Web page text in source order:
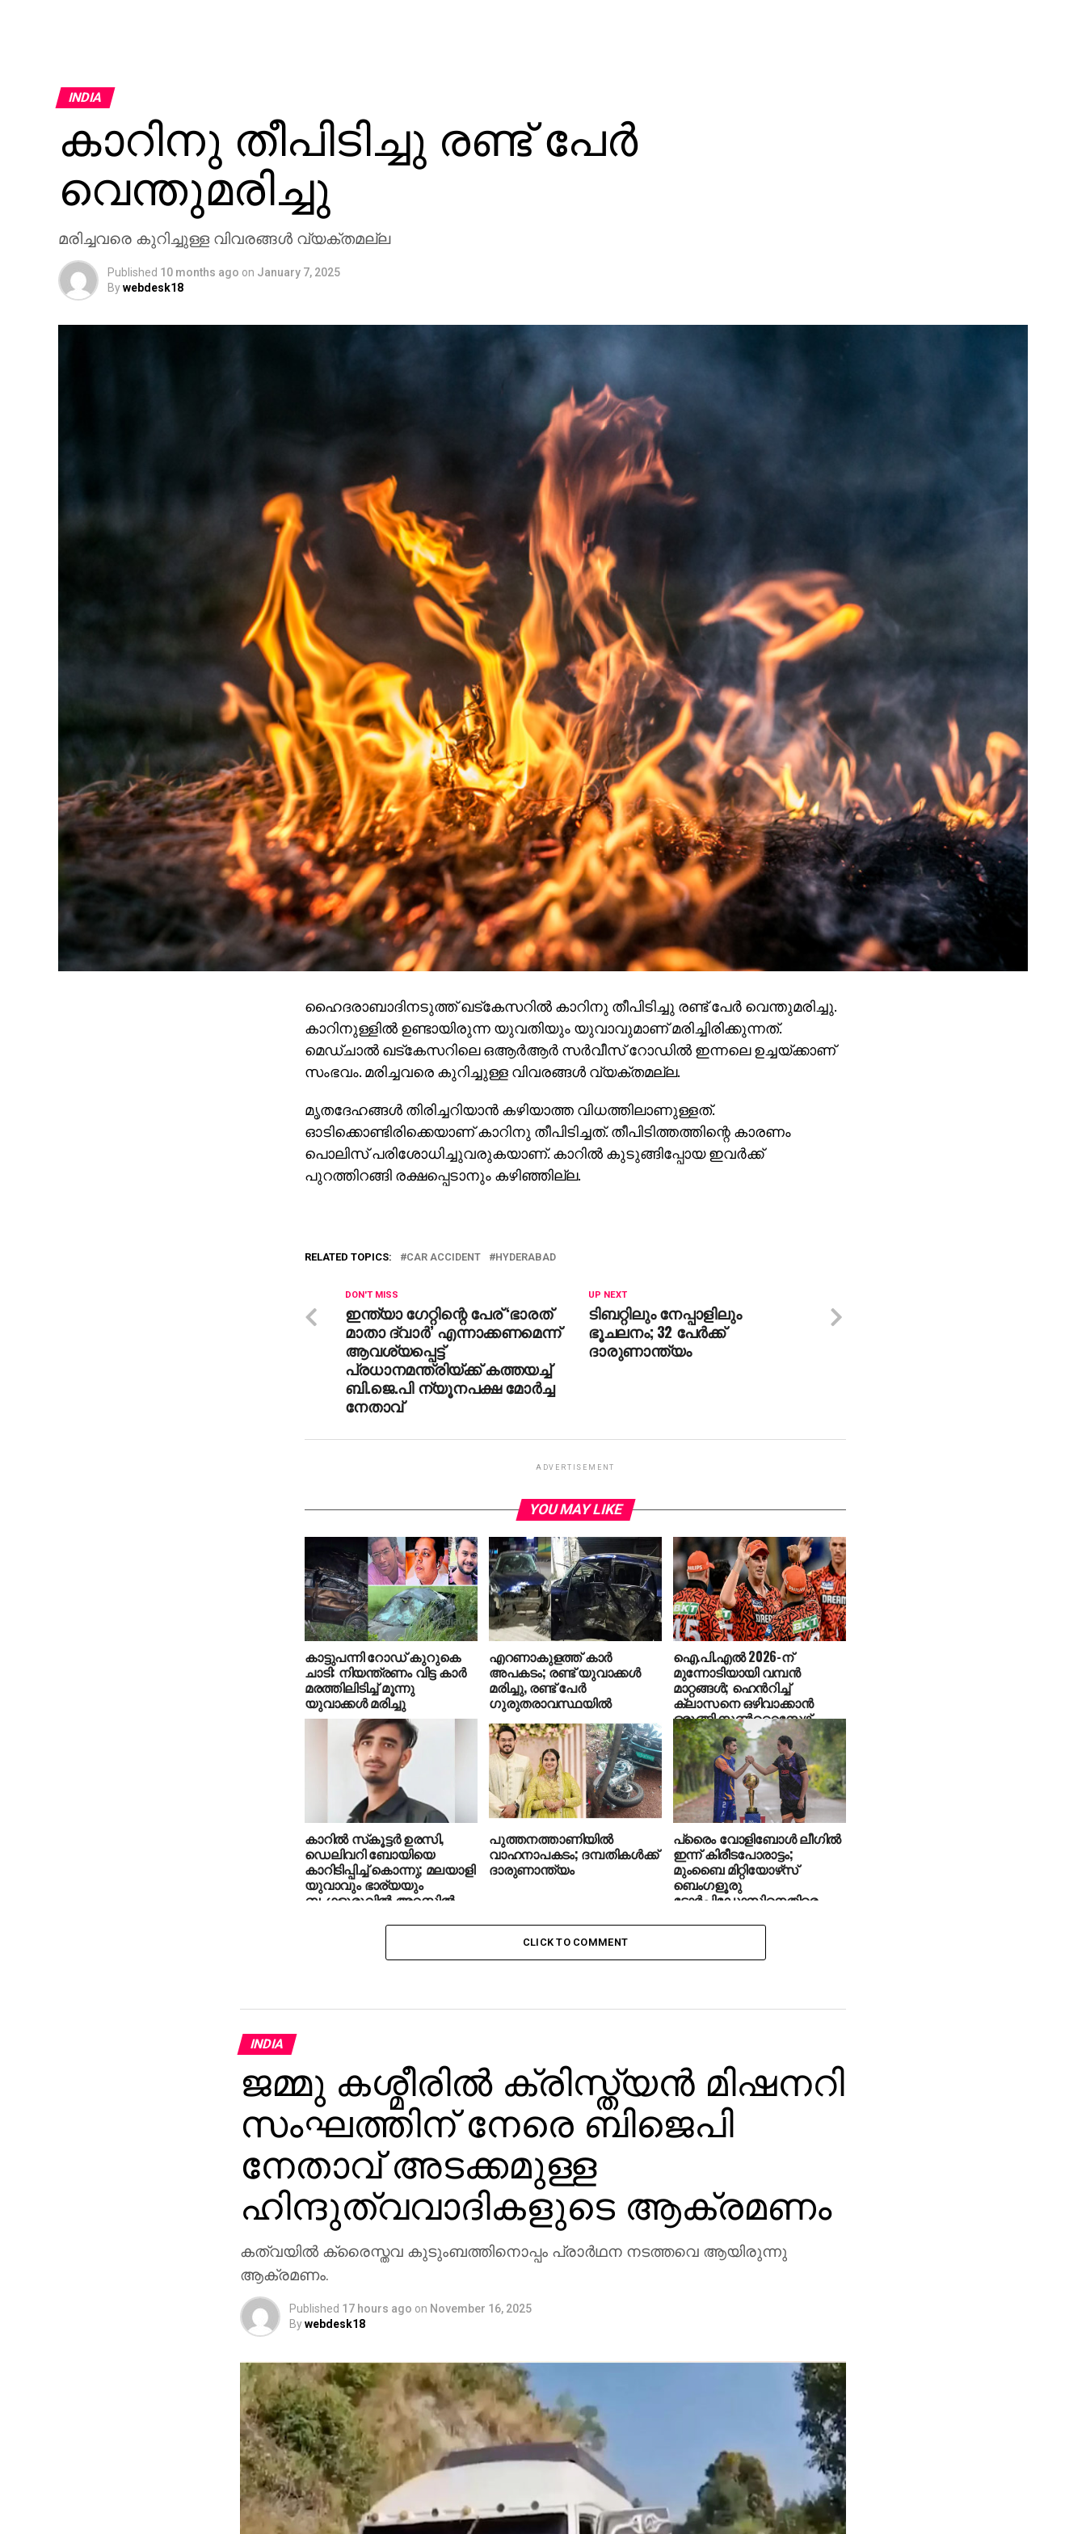
INDIA
കാറിനു തീപിടിച്ചു രണ്ട് പേര്‍
വെന്തുമരിച്ചു
മരിച്ചവരെ കുറിച്ചുള്ള വിവരങ്ങള്‍ വ്യക്തമല്ല
Published 10 months ago on January 7, 2025
Bywebdesk18
ഹൈദരാബാദിനടുത്ത് ഖട്കേസറില്‍ കാറിനു തീപിടിച്ചു രണ്ട് പേര്‍ വെന്തുമരിച്ചു.
കാറിനുള്ളില്‍ ഉണ്ടായിരുന്ന യുവതിയും യുവാവുമാണ് മരിച്ചിരിക്കുന്നത്.
മെഡ്ചാല്‍ ഖട്കേസറിലെ ഒആര്‍ആര്‍ സര്‍വീസ് റോഡില്‍ ഇന്നലെ ഉച്ചയ്ക്കാണ്
സംഭവം. മരിച്ചവരെ കുറിച്ചുള്ള വിവരങ്ങള്‍ വ്യക്തമല്ല.
മൃതദേഹങ്ങള്‍ തിരിച്ചറിയാന്‍ കഴിയാത്ത വിധത്തിലാണുള്ളത്.
ഓടിക്കൊണ്ടിരിക്കെയാണ് കാറിനു തീപിടിച്ചത്. തീപിടിത്തത്തിന്റെ കാരണം
പൊലിസ് പരിശോധിച്ചുവരുകയാണ്. കാറില്‍ കുടുങ്ങിപ്പോയ ഇവര്‍ക്ക്
പുറത്തിറങ്ങി രക്ഷപ്പെടാനും കഴിഞ്ഞില്ല.
RELATED TOPICS: CAR ACCIDENT HYDERABAD
UP NEXT
ടിബറ്റിലും നേപ്പാളിലും
ഭൂചലനം; 32 പേര്‍ക്ക്
ദാരുണാന്ത്യം
DON'T MISS
ഇന്ത്യാ ഗേറ്റിന്റെ പേര് ‘ഭാരത്
മാതാ ദ്വാര്‍’ എന്നാക്കണമെന്ന്
ആവശ്യപ്പെട്ട്
പ്രധാനമന്ത്രിയ്ക്ക് കത്തയച്ച്
ബി.ജെ.പി ന്യൂനപക്ഷ മോര്‍ച്ച
നേതാവ്
ADVERTISEMENT
YOU MAY LIKE
കാട്ടുപന്നി റോഡ് കുറുകെ
ചാടി: നിയന്ത്രണം വിട്ട കാര്‍
മരത്തിലിടിച്ച് മൂന്നു
യുവാക്കള്‍ മരിച്ചു
എറണാകുളത്ത് കാര്‍
അപകടം; രണ്ട് യുവാക്കള്‍
മരിച്ചു, രണ്ട് പേര്‍
ഗുരുതരാവസ്ഥയില്‍
ഐ.പി.എൽ 2026-ന്
മുന്നോടിയായി വമ്പൻ
മാറ്റങ്ങൾ; ഹെൻറിച്ച്
ക്ലാസനെ ഒഴിവാക്കാൻ
ഒരുങ്ങി സൺറൈസേഴ്സ്
ഹൈദരാബാദ്
കാറില്‍ സ്‌കൂട്ടര്‍ ഉരസി,
ഡെലിവറി ബോയിയെ
കാറിടിപ്പിച്ച് കൊന്നു; മലയാളി
യുവാവും ഭാര്യയും
ബംഗളൂരുവില്‍ അറസ്റ്റില്‍
പുത്തനത്താണിയിൽ
വാഹനാപകടം; ദമ്പതികൾക്ക്
ദാരുണാന്ത്യം
പ്രൈം വോളിബോള്‍ ലീഗില്‍
ഇന്ന് കിരീടപോരാട്ടം;
മുംബൈ മിറ്റിയോഴ്‌സ്
ബെംഗളൂരു
ടോര്‍പ്പിഡോസിനെതിരെ
CLICK TO COMMENT
INDIA
ജമ്മു കശ്മീരില്‍ ക്രിസ്ത്യന്‍ മിഷനറി
സംഘത്തിന് നേരെ ബിജെപി
നേതാവ് അടക്കമുള്ള
ഹിന്ദുത്വവാദികളുടെ ആക്രമണം
കത്വയില്‍ ക്രൈസ്തവ കുടുംബത്തിനൊപ്പം പ്രാര്‍ഥന നടത്തവെ ആയിരുന്നു
ആക്രമണം.
Published 17 hours ago on November 16, 2025
Bywebdesk18